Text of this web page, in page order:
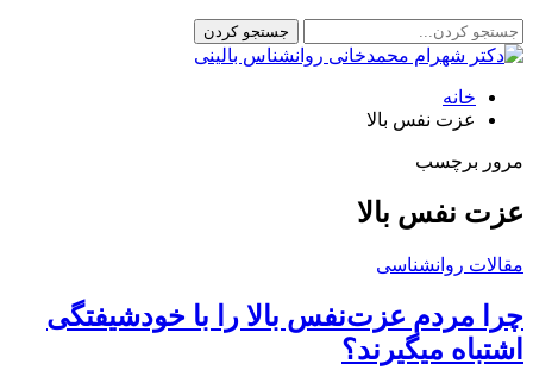
خانه
عزت نفس بالا
مرور برچسب
عزت نفس بالا
مقالات روانشناسی
چرا مردم عزت‌نفس بالا را با خودشیفتگی
اشتباه می‏گیرند؟